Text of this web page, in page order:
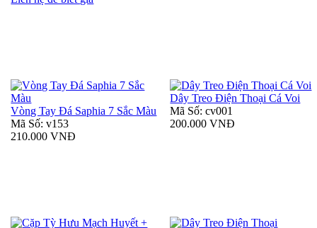
Vòng Tay Đá Saphia 7 Sắc Màu
Mã Số: v153
210.000 VNĐ
Dây Treo Điện Thoại Cá Voi
Mã Số: cv001
200.000 VNĐ